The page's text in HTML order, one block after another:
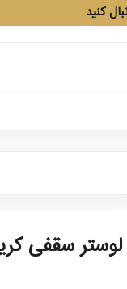
کنید
لوستر سقفی